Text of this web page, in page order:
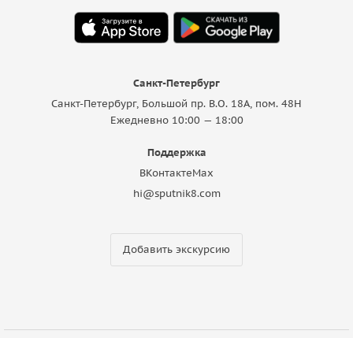
Санкт-Петербург
Санкт-Петербург, Большой пр. В.О. 18A, пом. 48Н
Ежедневно 10:00 — 18:00
Поддержка
ВКонтактеMax
hi@sputnik8.com
Добавить экскурсию